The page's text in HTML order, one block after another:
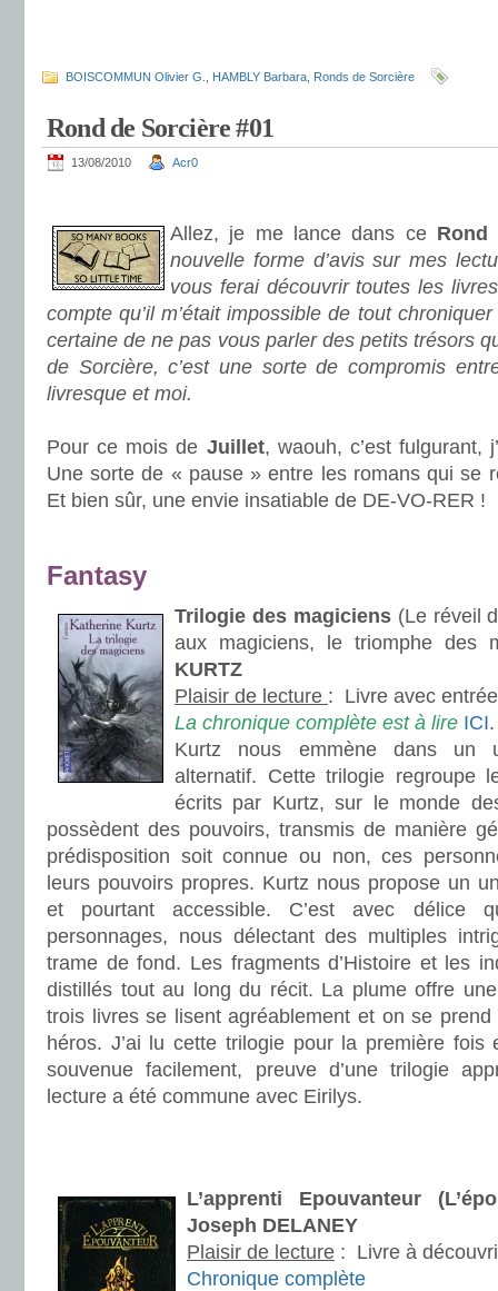
BOISCOMMUN Olivier G. HAMBLY Barbara Ronds de Sorcière
Rond de Sorcière #01
13/08/2010 Acr0
Allez, je me lance dans ce Rond
nouvelle forme d’avis sur mes
vous ferai découvrir toutes les
compte qu’il m’était impossible de tout
certaine de ne pas vous parler des petits trésors
de Sorcière, c’est une sorte de compromis
livresque et moi.
Pour ce mois de Juillet, waouh, c’est fulgurant,
Une sorte de « pause » entre les romans qui se
Et bien sûr, une envie insatiable de DE-VO-RER !
Fantasy
Trilogie des magiciens (Le réveil
aux magiciens, le triomphe des
KURTZ
Plaisir de lecture : Livre avec
La chronique complète est à lire ICI.
Kurtz nous emmène dans un
alternatif. Cette trilogie regroupe
écrits par Kurtz, sur le monde
possèdent des pouvoirs, transmis de manière
prédisposition soit connue ou non, ces
leurs pouvoirs propres. Kurtz nous propose un
et pourtant accessible. C’est avec délice
personnages, nous délectant des multiples
trame de fond. Les fragments d’Histoire et les
distillés tout au long du récit. La plume offre
trois livres se lisent agréablement et on se
héros. J’ai lu cette trilogie pour la première fois
souvenue facilement, preuve d’une trilogie
lecture a été commune avec Eirilys.
L’apprenti Epouvanteur
Joseph DELANEY
Plaisir de lecture : Livre à
Chronique complète